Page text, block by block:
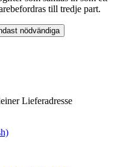
till tredje part.
nödvändiga
Lieferadresse